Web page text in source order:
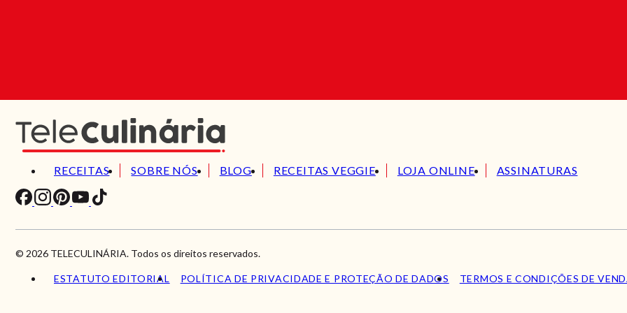
RECEITAS SOBRE NÓS BLOG RECEITAS VEGGIE LOJA ONLINE ASSINATURAS
© 2026 TELECULINÁRIA. Todos os direitos reservados.
ESTATUTO EDITORIAL POLÍTICA DE PRIVACIDADE E PROTEÇÃO DE DADOS TERMOS E CONDIÇÕES DE